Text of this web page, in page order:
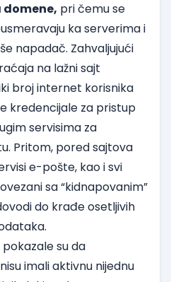
pri čemu se
ka serverima i
napadač. Zahvaljujući
na lažni sajt
broj internet korisnika
kredencijale za pristup
servisima za
Pritom, pored sajtova
e-pošte, kao i svi
sa “kidnapovanim”
do krađe osetljivih
su da
imali aktivnu nijednu